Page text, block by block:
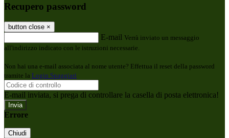
Recupero password
button close ×
E-mail Verrà inviato un messaggio
all'indirizzo indicato con le istruzioni necessarie.
Non hai una e-mail associata al nome utente? Effettua il reset della password
tramite la Login Spaggiari
E-mail inviata, si prega di controllare la casella di posta elettronica!
Errore
Chiudi